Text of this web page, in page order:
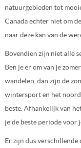
natuurgebieden tot
Canada echter niet om
naar deze kan van de
Bovendien zijn niet alle
Ben je er om van je
wandelen, dan zijn de
wintersport en het
beste. Afhankelijk van
je de beste periode voor
Er zijn dus verschillende